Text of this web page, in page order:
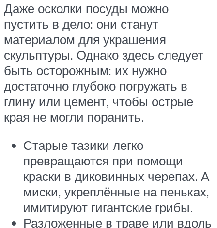
Даже осколки посуды можно
пустить в дело: они станут
материалом для украшения
скульптуры. Однако здесь следует
быть осторожным: их нужно
достаточно глубоко погружать в
глину или цемент, чтобы острые
края не могли поранить.
Старые тазики легко
превращаются при помощи
краски в диковинных черепах. А
миски, укреплённые на пеньках,
имитируют гигантские грибы.
Разложенные в траве или вдоль